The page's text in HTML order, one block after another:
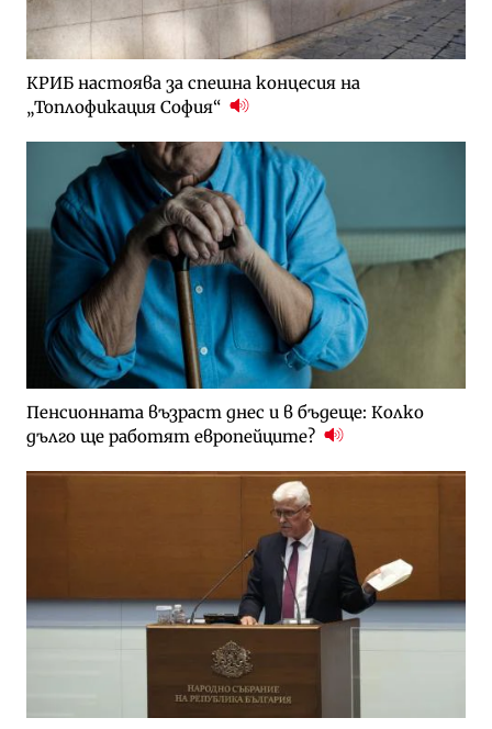
КРИБ настоява за спешна концесия на
„Топлофикация София“
Пенсионната възраст днес и в бъдеще: Колко
дълго ще работят европейците?